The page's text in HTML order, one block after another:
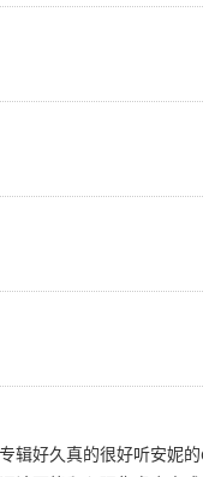
辑好久真的很好听安